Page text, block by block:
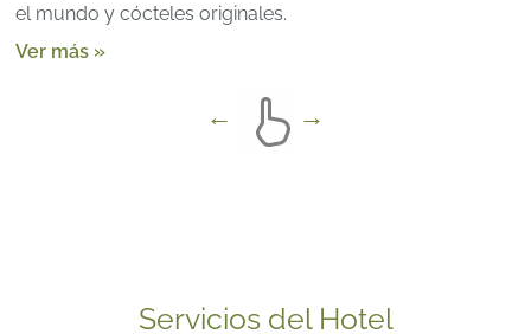
el mundo y cócteles originales.
Ver más »
Servicios del Hotel